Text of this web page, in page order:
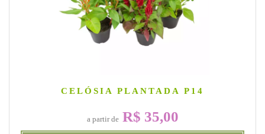
CELÓSIA PLANTADA P14
a partir deR$ 35,00